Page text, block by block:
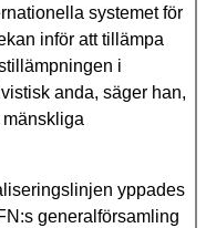
systemet för
inför att tillämpa
i
anda, säger han,
yppades
generalförsamling